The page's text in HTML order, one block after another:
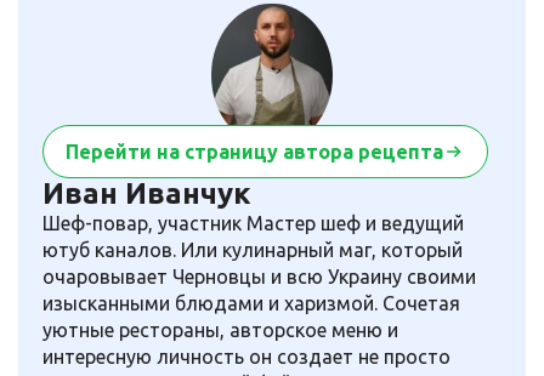
Перейти на страницу автора рецепта
Иван Иванчук
Шеф-повар, участник Мастер шеф и ведущий
ютуб каналов. Или кулинарный маг, который
очаровывает Черновцы и всю Украину своими
изысканными блюдами и харизмой. Сочетая
уютные рестораны, авторское меню и
интересную личность он создает не просто